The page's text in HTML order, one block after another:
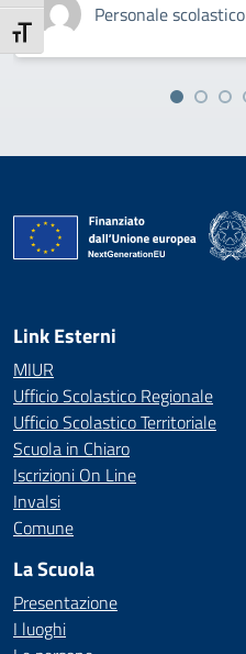
Attiva/disattiva dimensione testo
Personale scolastico
Link Esterni
MIUR
Ufficio Scolastico Regionale
Ufficio Scolastico Territoriale
Scuola in Chiaro
Iscrizioni On Line
Invalsi
Comune
La Scuola
Presentazione
I luoghi